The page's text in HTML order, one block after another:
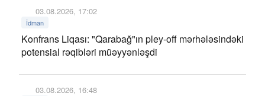
03.08.2026, 17:02
İdman
Konfrans Liqası: "Qarabağ"ın pley-off mərhələsindəki
potensial rəqibləri müəyyənləşdi
03.08.2026, 16:48